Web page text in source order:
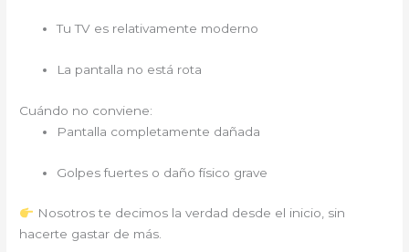
Tu TV es relativamente moderno
La pantalla no está rota
Cuándo no conviene:
Pantalla completamente dañada
Golpes fuertes o daño físico grave
Nosotros te decimos la verdad desde el inicio, sin
hacerte gastar de más.